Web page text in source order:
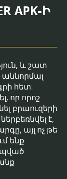
Ի Հ
և շատ
հետ:
որ որոշ
բրաուզերի
է,
այլ ոչ թե
ենք